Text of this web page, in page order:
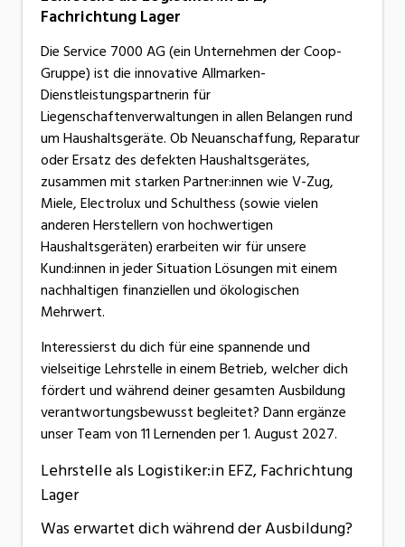
Fachrichtung Lager
Die Service 7000 AG (ein Unternehmen der Coop-
Gruppe) ist die innovative Allmarken-
Dienstleistungspartnerin für
Liegenschaftenverwaltungen in allen Belangen rund
um Haushaltsgeräte. Ob Neuanschaffung, Reparatur
oder Ersatz des defekten Haushaltsgerätes,
zusammen mit starken Partner:innen wie V-Zug,
Miele, Electrolux und Schulthess (sowie vielen
anderen Herstellern von hochwertigen
Haushaltsgeräten) erarbeiten wir für unsere
Kund:innen in jeder Situation Lösungen mit einem
nachhaltigen finanziellen und ökologischen
Mehrwert.
Interessierst du dich für eine spannende und
vielseitige Lehrstelle in einem Betrieb, welcher dich
fördert und während deiner gesamten Ausbildung
verantwortungsbewusst begleitet? Dann ergänze
unser Team von 11 Lernenden per 1. August 2027.
Lehrstelle als Logistiker:in EFZ, Fachrichtung
Lager
Was erwartet dich während der Ausbildung?